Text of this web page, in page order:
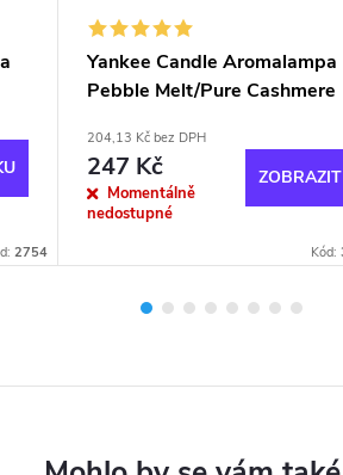
2754
Yankee Candle Aromalampa
Pebble Melt/Pure Cashmere
204,13 Kč bez DPH
247 Kč
Momentálně
nedostupné
ZOBRAZIT
Kód: